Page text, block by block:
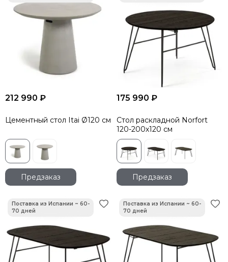
212 990 ₽
Цементный стол Itai Ø120 см
Предзаказ
175 990 ₽
Стол раскладной Norfort
120-200х120 см
Предзаказ